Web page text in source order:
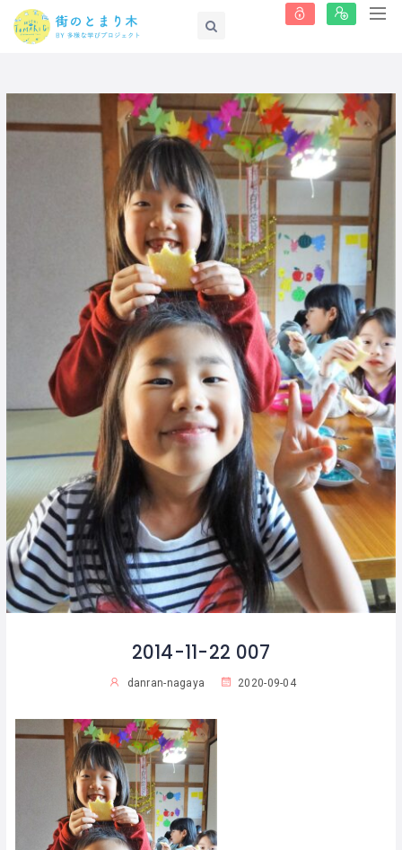
2014-11-22 007
danran-nagaya 2020-09-04